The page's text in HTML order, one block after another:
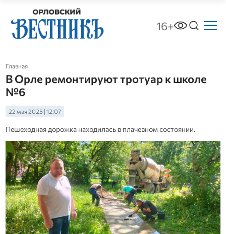
16+
Главная
В Орле ремонтируют тротуар к школе
№6
22 мая 2025 | 12:07
Пешеходная дорожка находилась в плачевном состоянии.